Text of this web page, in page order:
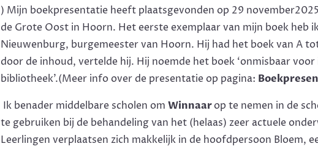
) Mijn boekpresentatie heeft plaatsgevonden op 29
de Grote Oost in Hoorn. Het eerste exemplaar van mijn boek heb
Nieuwenburg, burgemeester van Hoorn. Hij had het boek van A
door de inhoud, vertelde hij. Hij noemde het boek ‘onmisbaar
bibliotheek’.(Meer info over de presentatie op pagina:
Ik benader middelbare scholen om Winnaarop te nemen in de
te gebruiken bij de behandeling van het (helaas) zeer actuele
Leerlingen verplaatsen zich makkelijk in de hoofdpersoon Bloem,